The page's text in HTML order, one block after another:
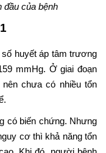
đầu của bệnh
số huyết áp tâm trương
mmHg. Ở giai đoạn
chưa có nhiều tổn
có biến chứng. Nhưng
cơ thì khả năng tổn